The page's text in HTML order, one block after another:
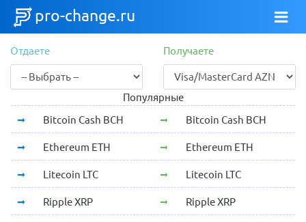
pro-change.ru
Отдаете Получаете
Популярные
Bitcoin Cash BCH
Bitcoin Cash BCH
Ethereum ETH Ethereum ETH
Litecoin LTC Litecoin LTC
Ripple XRP Ripple XRP